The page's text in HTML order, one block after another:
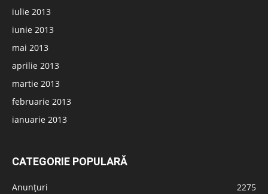
iulie 2013
iunie 2013
mai 2013
aprilie 2013
martie 2013
februarie 2013
ianuarie 2013
CATEGORIE POPULARĂ
Anunțuri
2275